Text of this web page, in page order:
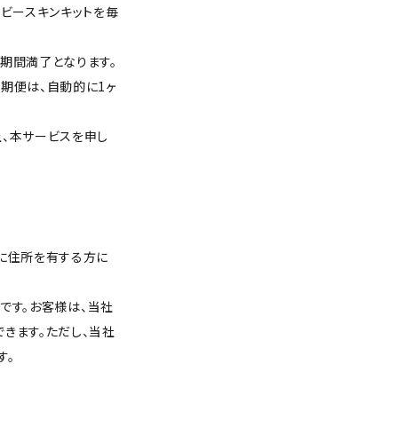
ースキンキットを毎
満了となります。
便は、自動的に1ヶ
本サービスを申し
住所を有する方に
す。お客様は、当社
ます。ただし、当社